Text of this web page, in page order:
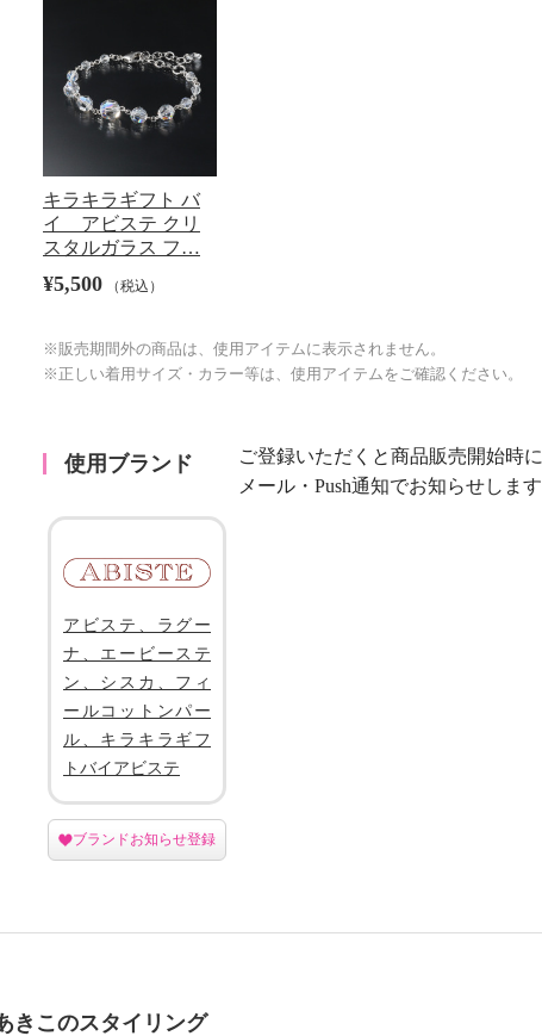
キラキラギフト バ
イ アビステ クリ
スタルガラス フ…
¥5,500 （税込）
※販売期間外の商品は、使用アイテムに表示されません。
※正しい着用サイズ・カラー等は、使用アイテムをご確認ください。
使用ブランド
ご登録いただくと商品販売開始時に
メール・Push通知でお知らせします
アビステ、ラグー
ナ、エービーステ
ン、シスカ、フィ
ールコットンパー
ル、キラキラギフ
トバイアビステ
ブランドお知らせ登録
きこのスタイリング